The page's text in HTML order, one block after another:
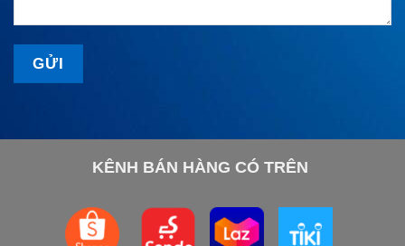
KÊNH BÁN HÀNG CÓ TRÊN